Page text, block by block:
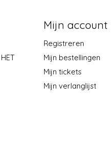
Mijn account
Registreren
Mijn bestellingen
Mijn tickets
Mijn verlanglijst